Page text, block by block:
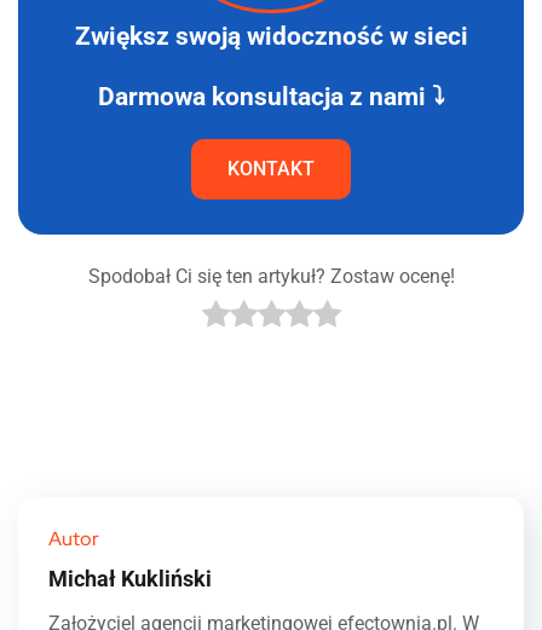
Zwiększ swoją widoczność w sieci
Darmowa konsultacja z nami ⤵
KONTAKT
Spodobał Ci się ten artykuł? Zostaw ocenę!
Autor
Michał Kukliński
Założyciel agencji marketingowej efectownia.pl. W